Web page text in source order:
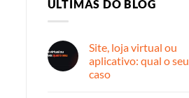
ULTIMAS DO BLOG
Site, loja virtual ou
aplicativo: qual o seu
caso